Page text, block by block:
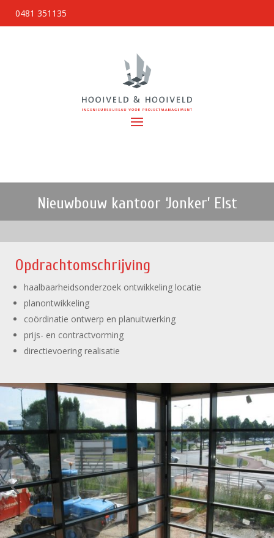
0481 351135
Nieuwbouw kantoor ‘Jonker’ Elst
Opdrachtomschrijving
haalbaarheidsonderzoek ontwikkeling locatie
planontwikkeling
coördinatie ontwerp en planuitwerking
prijs- en contractvorming
directievoering realisatie